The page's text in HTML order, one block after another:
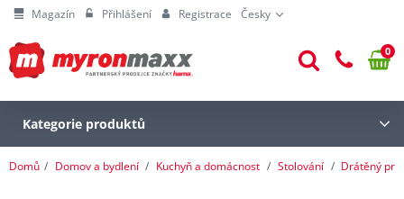
Magazín Přihlášení Registrace Česky
0
Kategorie produktů
Domů Domov a bydlení Kuchyň a domácnost Stolování Drátěný